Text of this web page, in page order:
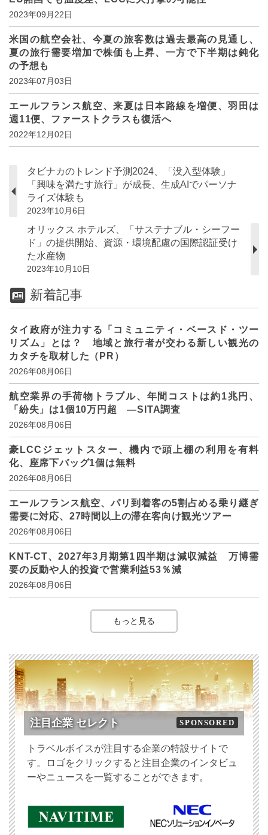
2023年09月22日
米国の航空会社、今夏の旅客数は過去最高の見通し、
夏の旅行需要増加で株価も上昇、一方で下半期は鈍化
の予想も
2023年07月03日
エールフランス航空、来夏は日本路線を増便、羽田は
週11便、ファーストクラスも復活へ
2022年12月02日
タビナカのトレンド予測2024、「没入型体験」
「興味を満たす旅行」が成長、生成AIでパーソナ
ライズ体験も
2023年10月6日
オリックス ホテルズ、「サステナブル・シーフー
ド」の提供開始、資源・環境配慮の国際認証受け
た水産物
2023年10月10日
新着記事
タイ政府が注力する「コミュニティ・ベースド・ツー
リズム」とは？ 地域と旅行者が交わる新しい観光の
カタチを取材した（PR）
2026年08月06日
航空業界の手荷物トラブル、年間コストは約1兆円、
「紛失」は1個10万円超 ―SITA調査
2026年08月06日
豪LCCジェットスター、機内で頭上棚の利用を有料
化、座席下バッグ1個は無料
2026年08月06日
エールフランス航空、パリ到着客の5割占める乗り継ぎ
需要に対応、27時間以上の滞在客向け観光ツアー
2026年08月06日
KNT-CT、2027年3月期第1四半期は減収減益 万博需
要の反動や人的投資で営業利益53％減
2026年08月06日
もっと見る
注目企業 セレクト SPONSORED
トラベルボイスが注目する企業の特設サイトで
す。ロゴをクリックすると注目企業のインタビュ
ーやニュースを一覧することができます。